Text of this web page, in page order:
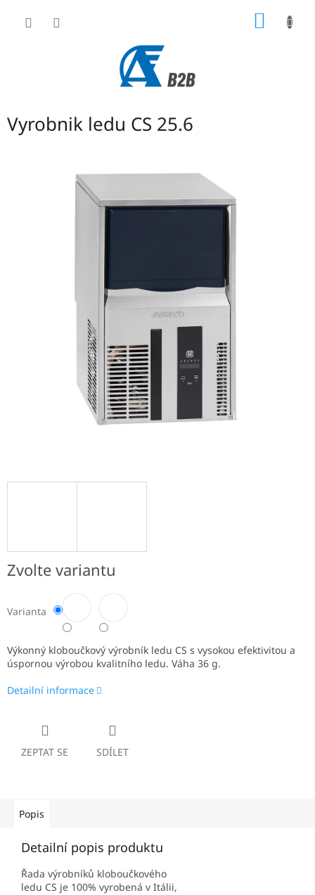
Vyrobnik ledu CS 25.6
Zvolte variantu
Varianta
Výkonný kloboučkový výrobník ledu CS s vysokou efektivitou a
úspornou výrobou kvalitního ledu. Váha 36 g.
Detailní informace
ZEPTAT SE SDÍLET
Popis
Detailní popis produktu
Řada výrobníků kloboučkového
ledu CS je 100% vyrobená v Itálii,